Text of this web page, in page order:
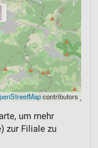
contributors
um mehr
zur Filiale zu